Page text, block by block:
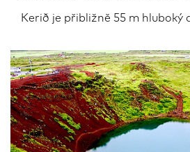
Kerið je přibližně 55 m hluboký